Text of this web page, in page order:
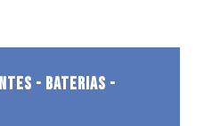
- BATERIAS -